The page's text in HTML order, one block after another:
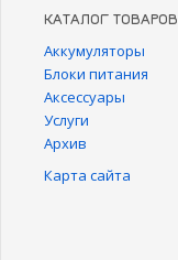
КАТАЛОГ ТОВАРОВ
Аккумуляторы
Блоки питания
Аксессуары
Услуги
Архив
Карта сайта